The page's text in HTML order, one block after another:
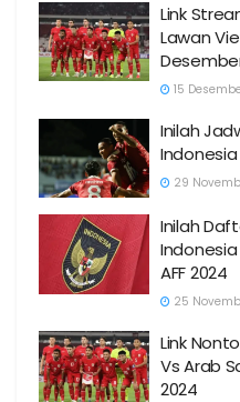
Link
Lawan
15
Inilah
Indonesia
29
Inilah
AFF 2024
25
Link
Vs Arab
2024